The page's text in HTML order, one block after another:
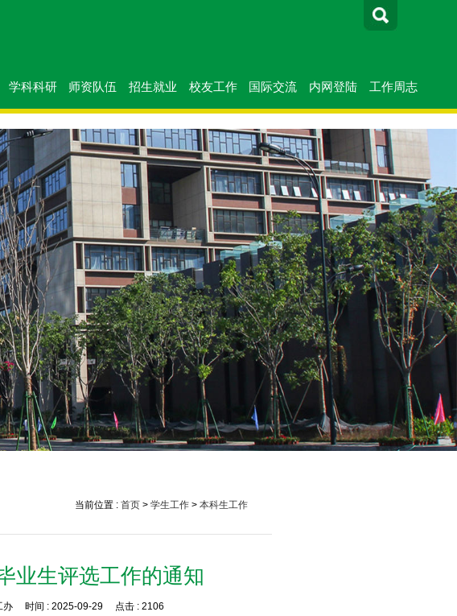
学科科研 师资队伍 招生就业 校友工作 国际交流 内网登陆 工作周志
当前位置 : 首页> 学生工作> 本科生工作
业生评选工作的通知
办时间 : 2025-09-29点击 : 2106